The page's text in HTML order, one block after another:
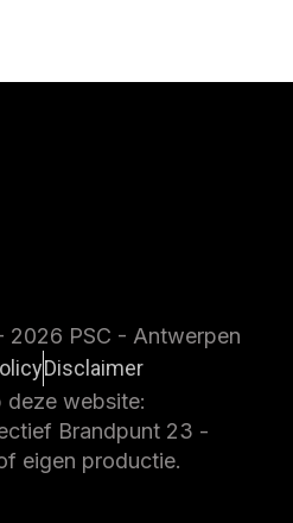
PSC - Antwerpen
Disclaimer
deze website:
Brandpunt 23 -
eigen productie.